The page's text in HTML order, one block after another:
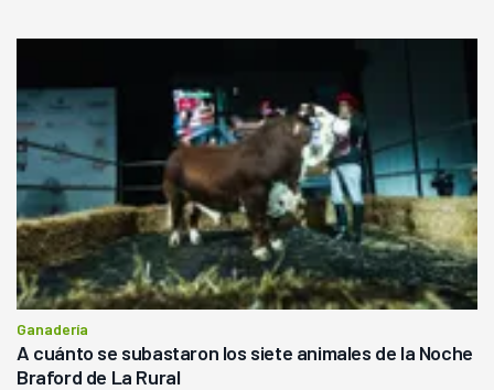
Ganadería
A cuánto se subastaron los siete animales de la Noche
Braford de La Rural